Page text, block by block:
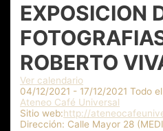
EXPOSICION
ROBERTO
Ver calendario
04/12/2021 - 17/12/2021 Todo
Ateneo Café Universal
Sitio web:http://
Dirección: Calle Mayor 28